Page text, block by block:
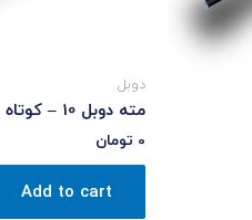
دوبل
مته دوبل 10 – کوتاه L
0 تومان
Add to cart